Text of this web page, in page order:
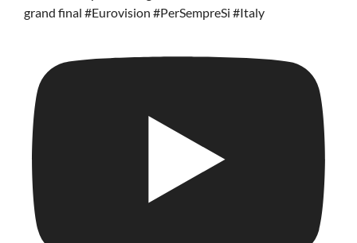
grand final #Eurovision #PerSempreSi #Italy